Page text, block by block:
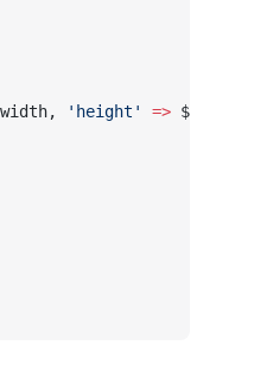
'height' => $height]);